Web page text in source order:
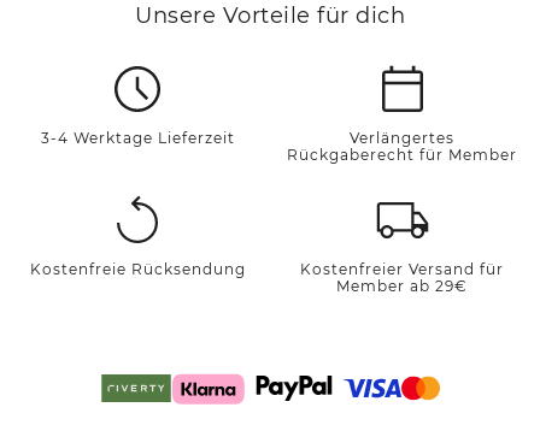
Unsere Vorteile für dich
3-4 Werktage Lieferzeit
Verlängertes
Rückgaberecht für Member
Kostenfreie Rücksendung
Kostenfreier Versand für
Member ab 29€